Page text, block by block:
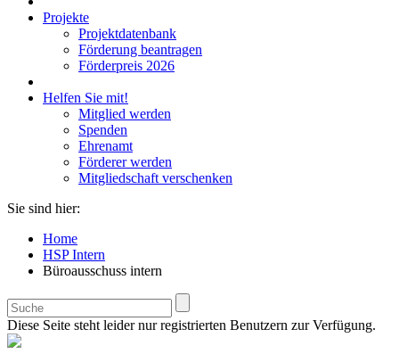
Projekte
Projektdatenbank
Förderung beantragen
Förderpreis 2026
Helfen Sie mit!
Mitglied werden
Spenden
Ehrenamt
Förderer werden
Mitgliedschaft verschenken
Sie sind hier:
Home
HSP Intern
Büroausschuss intern
Diese Seite steht leider nur registrierten Benutzern zur Verfügung.